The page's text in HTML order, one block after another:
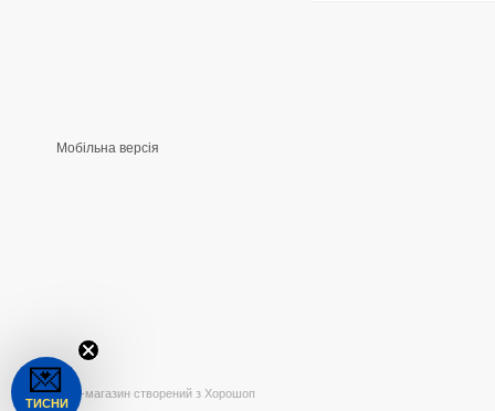
Мобільна версія
Інтернет-магазин створений з Хорошоп
💌
ТИСНИ